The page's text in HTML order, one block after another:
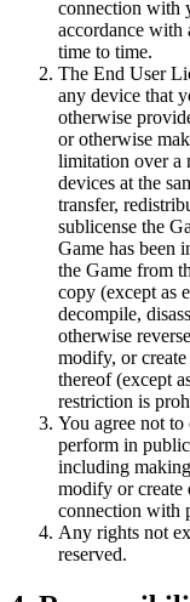
connection with
accordance with
time to time.
The End User
any device that
otherwise
or otherwise
limitation over a
devices at the
transfer,
sublicense the
Game has been
the Game from
copy (except as
decompile,
otherwise
modify, or
thereof (except
restriction is
You agree not
perform in
including
modify or create
connection with
Any rights not
reserved.